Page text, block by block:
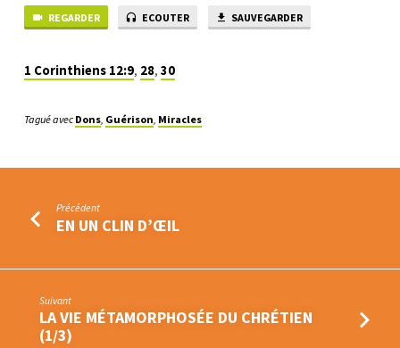
REGARDER ECOUTER SAUVEGARDER
1 Corinthiens 12:9, 28, 30
Tagué avec Dons, Guérison, Miracles
Précédent
EN UN CLIN D’ŒIL
Suivant
LA VIE MÉTAMORPHOSÉE DU CHRÉTIEN
(1/3)